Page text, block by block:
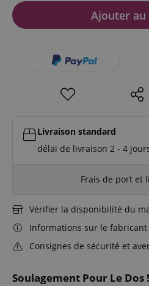
Soulagement Pour Le Dos !
Ajouter
Livraison standard
délai de livraison 2 - 4
Frais de port et
Vérifier la disponibilité du
Informations sur le fabricant
Consignes de sécurité et